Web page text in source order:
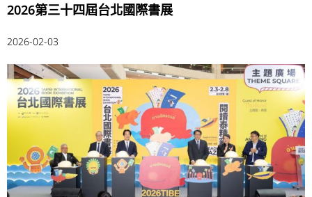
2026第三十四屆台北國際書展
2026-02-03